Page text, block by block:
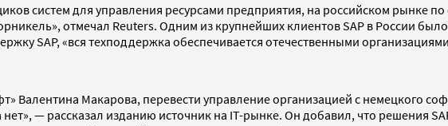
систем для управления ресурсами предприятия, на российском рынке по
отмечал Reuters. Одним из крупнейших клиентов SAP в России
SAP, «вся техподдержка обеспечивается отечественными
Валентина Макарова, перевести управление организацией с немецкого
— рассказал изданию источник на IT-рынке. Он добавил, что решения